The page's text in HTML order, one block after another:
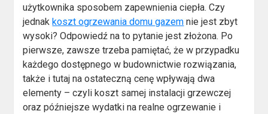
użytkownika sposobem zapewnienia ciepła. Czy
jednak koszt ogrzewania domu gazem nie jest zbyt
wysoki? Odpowiedź na to pytanie jest złożona. Po
pierwsze, zawsze trzeba pamiętać, że w przypadku
każdego dostępnego w budownictwie rozwiązania,
także i tutaj na ostateczną cenę wpływają dwa
elementy – czyli koszt samej instalacji grzewczej
oraz późniejsze wydatki na realne ogrzewanie i